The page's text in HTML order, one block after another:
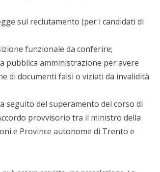
sul reclutamento (per i candidati di
funzionale da conferire;
pubblica amministrazione per avere
di documenti falsi o viziati da invalidità
del superamento del corso di
provvisorio tra il ministro della
e Province autonome di Trento e